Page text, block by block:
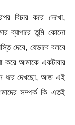
বিচার করে দেখো,
ব্যাপারে তুমি কোনো
দেবে, যেভাবে বলবে
করে আমাকে একটাবার
ধরে দেখছো, আজ এই
সম্পর্ক কি এতই